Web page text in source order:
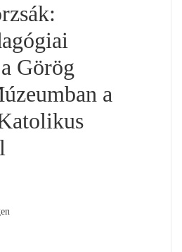
Görög
a